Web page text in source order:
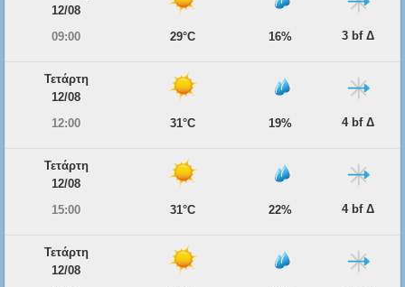
12/08
09:00
29°C 16% 3 bf Δ
Τετάρτη
12/08
12:00
31°C 19% 4 bf Δ
Τετάρτη
12/08
15:00
31°C 22% 4 bf Δ
Τετάρτη
12/08